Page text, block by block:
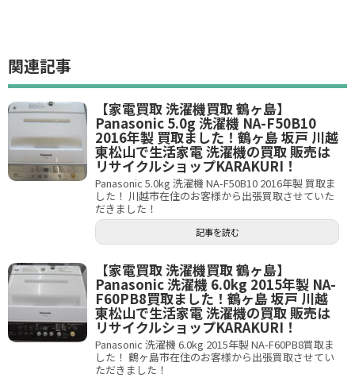
関連記事
【家電買取 洗濯機買取 鶴ヶ島】
Panasonic 5.0g 洗濯機 NA-F50B10
2016年製 買取ました！鶴ヶ島 坂戸 川越
東松山で生活家電 洗濯機の買取 販売は
リサイクルショップKARAKURI！
Panasonic 5.0kg 洗濯機 NA-F50B10 2016年製 買取ま
した！ 川越市在住のお客様から出張買取させていた
だきました！
記事を読む
【家電買取 洗濯機買取 鶴ヶ島】
Panasonic 洗濯機 6.0kg 2015年製 NA-
F60PB8買取ました！鶴ヶ島 坂戸 川越
東松山で生活家電 洗濯機の買取 販売は
リサイクルショップKARAKURI！
Panasonic 洗濯機 6.0kg 2015年製 NA-F60PB8買取ま
した！ 鶴ヶ島市在住のお客様から出張買取させてい
ただきました！